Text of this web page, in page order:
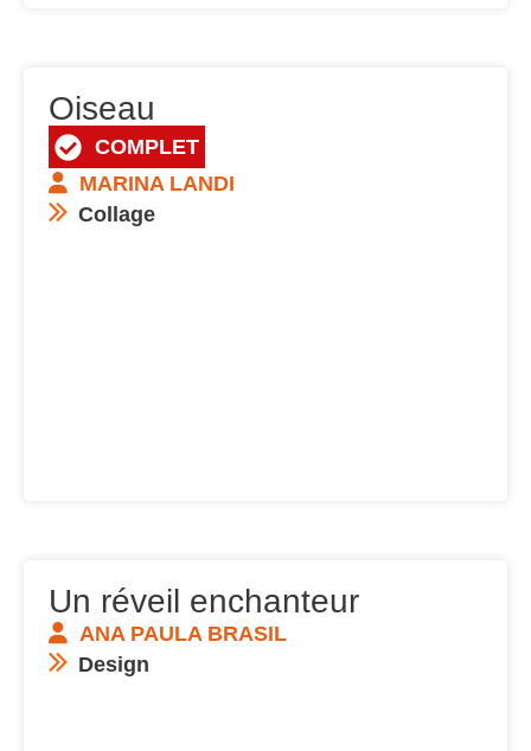
Oiseau
COMPLET
MARINA LANDI
Collage
Un réveil enchanteur
ANA PAULA BRASIL
Design